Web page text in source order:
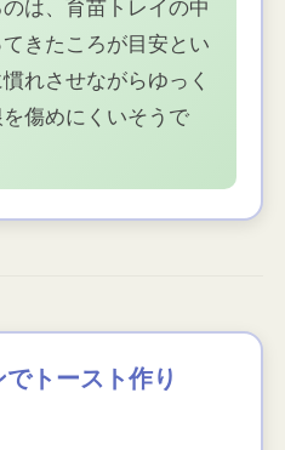
は、育苗トレイの中
きたころが目安とい
れさせながらゆっく
傷めにくいそうで
トースト作り